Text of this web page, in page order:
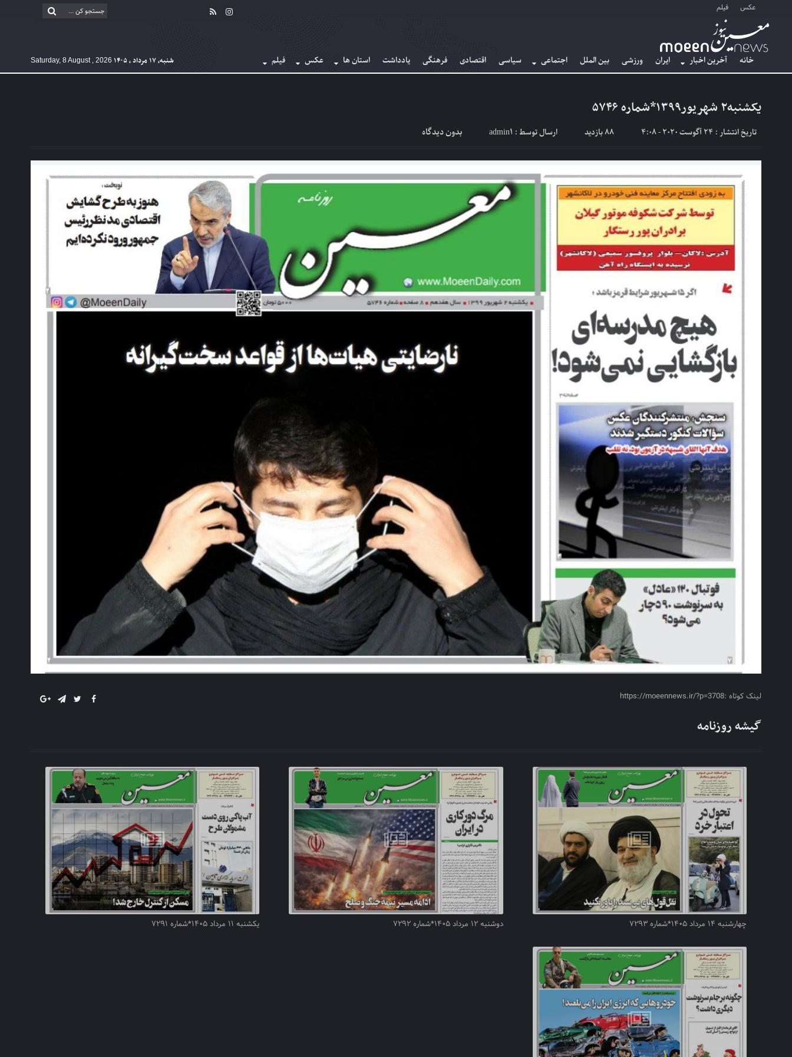
عکس فیلم
خانه آخرین اخبار ایران ورزشی بین الملل اجتماعی سیاسی اقتصادی فرهنگی یادداشت استان ها عکس فیلم شنبه, ۱۷ مرداد , ۱۴۰۵ Saturday, 8 August , 2026
یکشنبه۲ شهریور۱۳۹۹*شماره ۵۷۴۶
تاریخ انتشار : 24 آگوست 2020 - 4:08 88 بازدید ارسال توسط : admin1 بدون دیدگاه
لینک کوتاه :https://moeennews.ir/?p=3708
گیشه روزنامه
چهارشنبه ۱۴ مرداد ۱۴۰۵*شماره ۷۲۹۳ دوشنبه ۱۲ مرداد ۱۴۰۵*شماره ۷۲۹۲ یکشنبه ۱۱ مرداد ۱۴۰۵*شماره ۷۲۹۱